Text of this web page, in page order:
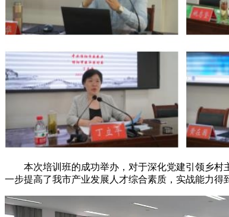
本次培训班的成功举办，对于深化党建引领乡村
一步提高了我市产业发展人才综合素质，实战能力得